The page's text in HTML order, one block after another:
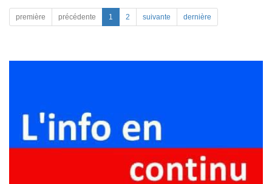
première précédente 1 2 suivante dernière